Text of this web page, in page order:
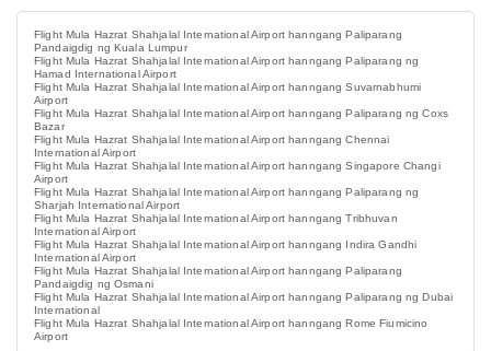
Flight Mula Hazrat Shahjalal International Airport hanngang Paliparang
Pandaigdig ng Kuala Lumpur
Flight Mula Hazrat Shahjalal International Airport hanngang Paliparang ng
Hamad International Airport
Flight Mula Hazrat Shahjalal International Airport hanngang Suvarnabhumi
Airport
Flight Mula Hazrat Shahjalal International Airport hanngang Paliparang ng Coxs
Bazar
Flight Mula Hazrat Shahjalal International Airport hanngang Chennai
International Airport
Flight Mula Hazrat Shahjalal International Airport hanngang Singapore Changi
Airport
Flight Mula Hazrat Shahjalal International Airport hanngang Paliparang ng
Sharjah International Airport
Flight Mula Hazrat Shahjalal International Airport hanngang Tribhuvan
International Airport
Flight Mula Hazrat Shahjalal International Airport hanngang Indira Gandhi
International Airport
Flight Mula Hazrat Shahjalal International Airport hanngang Paliparang
Pandaigdig ng Osmani
Flight Mula Hazrat Shahjalal International Airport hanngang Paliparang ng Dubai
International
Flight Mula Hazrat Shahjalal International Airport hanngang Rome Fiumicino
Airport